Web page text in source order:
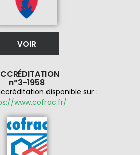
VOIR
n°3-1958
disponible sur :
www.cofrac.fr/